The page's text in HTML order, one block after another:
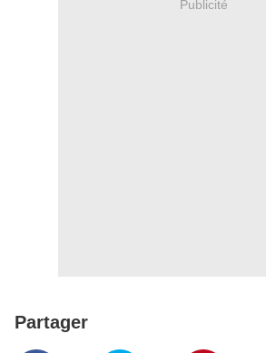
Publicité
Partager